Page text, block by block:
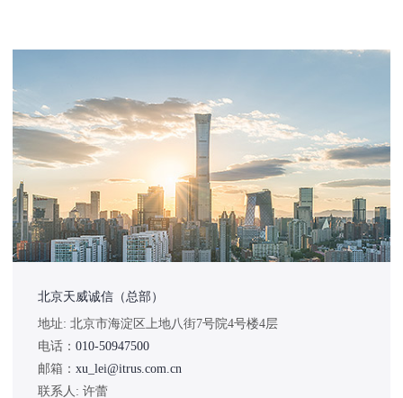
北京天威诚信（总部）
地址: 北京市海淀区上地八街7号院4号楼4层
电话： 010-50947500
邮箱： xu_lei@itrus.com.cn
联系人: 许蕾